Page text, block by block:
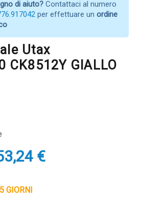
di aiuto? Contattaci al numero
per effettuare un ordine
Utax
CK8512Y GIALLO
€Il
prezzo
GIORNI